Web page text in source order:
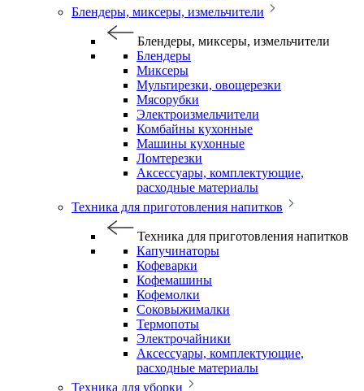
Блендеры, миксеры, измельчители
Блендеры, миксеры, измельчители
Блендеры
Миксеры
Мультирезки, овощерезки
Мясорубки
Электроизмельчители
Комбайны кухонные
Машины кухонные
Ломтерезки
Аксессуары, комплектующие,
расходные материалы
Техника для приготовления напитков
Техника для приготовления напитков
Капучинаторы
Кофеварки
Кофемашины
Кофемолки
Соковыжималки
Термопоты
Электрочайники
Аксессуары, комплектующие,
расходные материалы
Техника для уборки